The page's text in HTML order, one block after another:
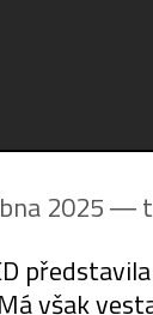
2025 ―
však